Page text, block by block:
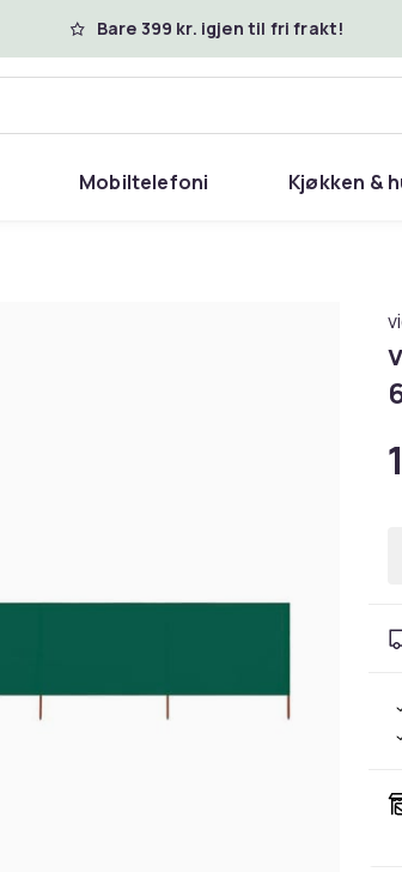
Bare 399 kr. igjen til fri frakt!
Mobiltelefoni Kjøkken &